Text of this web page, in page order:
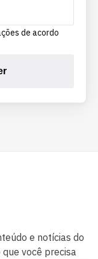
de acordo
e notícias do
você precisa